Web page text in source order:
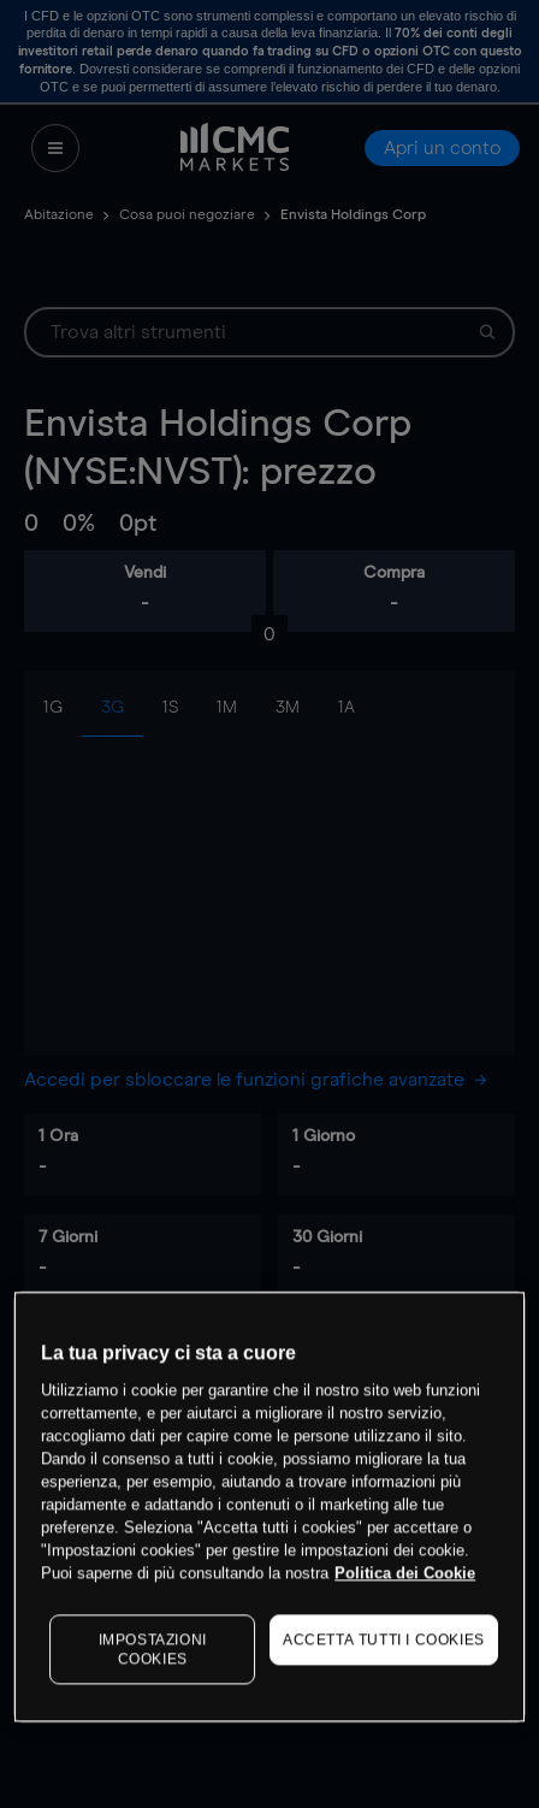
I CFD e le opzioni OTC sono strumenti complessi e comportano un elevato rischio di
perdita di denaro in tempi rapidi a causa della leva finanziaria. Il70% dei conti degli
investitori retail perde denaro quando fa trading su CFD o opzioni OTC con questo
fornitore . Dovresti considerare se comprendi il funzionamento dei CFD e delle opzioni
OTC e se puoi permetterti di assumere l’elevato rischio di perdere il tuo denaro.
Apri un conto
Abitazione Cosa puoi negoziare Envista Holdings Corp
Envista Holdings Corp
(NYSE:NVST): prezzo
0 0% 0pt
Vendi
-
Compra
-
0
1G 3G 1S 1M 3M 1A
Accedi per sbloccare le funzioni grafiche avanzate
1 Ora
-
1 Giorno
-
7 Giorni
-
30 Giorni
-
% dei clienti hanno posizioni
questo prodotto
Fai trading
I prezzi sono solo indicativi. Accediper vedere gli ultimi
dati di mercato
to see latest market data
La tua privacy ci sta a cuore
Utilizziamo i cookie per garantire che il nostro sito web funzioni
correttamente, e per aiutarci a migliorare il nostro servizio,
raccogliamo dati per capire come le persone utilizzano il sito.
Dando il consenso a tutti i cookie, possiamo migliorare la tua
esperienza, per esempio, aiutando a trovare informazioni più
rapidamente e adattando i contenuti o il marketing alle tue
preferenze. Seleziona "Accetta tutti i cookies" per accettare o
"Impostazioni cookies" per gestire le impostazioni dei cookie.
Puoi saperne di più consultando la nostra Politica dei Cookie
IMPOSTAZIONI
COOKIES
ACCETTA TUTTI I COOKIES